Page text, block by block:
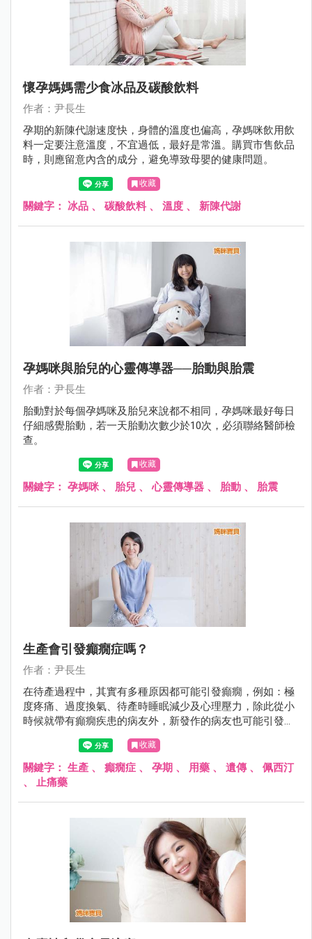
懷孕媽媽需少食冰品及碳酸飲料
作者：尹長生
孕期的新陳代謝速度快，身體的溫度也偏高，孕媽咪飲用飲
料一定要注意溫度，不宜過低，最好是常溫。購買市售飲品
時，則應留意內含的成分，避免導致母嬰的健康問題。
收藏
關鍵字： 冰品 、 碳酸飲料 、 溫度 、 新陳代謝
孕媽咪與胎兒的心靈傳導器──胎動與胎震
作者：尹長生
胎動對於每個孕媽咪及胎兒來說都不相同，孕媽咪最好每日
仔細感覺胎動，若一天胎動次數少於10次，必須聯絡醫師檢
查。
收藏
關鍵字： 孕媽咪、 胎兒 、心靈傳導器 、 胎動 、 胎震
生產會引發癲癇症嗎？
作者：尹長生
在待產過程中，其實有多種原因都可能引發癲癇，例如：極
度疼痛、過度換氣、待產時睡眠減少及心理壓力，除此從小
時候就帶有癲癇疾患的病友外，新發作的病友也可能引發癲
收藏
關鍵字： 生產 、 癲癇症 、 孕期 、 用藥 、 遺傳、 佩西汀
、 止痛藥